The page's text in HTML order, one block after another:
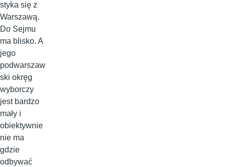
styka się z
Warszawą.
Do Sejmu
ma blisko. A
jego
podwarszaw
ski okręg
wyborczy
jest bardzo
mały i
obiektywnie
nie ma
gdzie
odbywać